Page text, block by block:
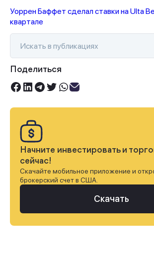
Уоррен Баффет сделал ставки на Ulta
квартале
Поделиться
Начните инвестировать и
сейчас!
Скачайте мобильное приложение и
брокерский счет в США.
Скачать